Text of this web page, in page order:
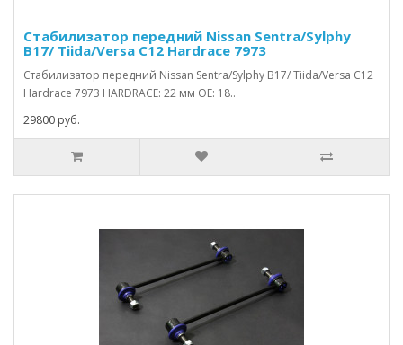
Стабилизатор передний Nissan Sentra/Sylphy
B17/ Tiida/Versa C12 Hardrace 7973
Стабилизатор передний Nissan Sentra/Sylphy B17/ Tiida/Versa C12
Hardrace 7973 HARDRACE: 22 мм OE: 18..
29800 руб.